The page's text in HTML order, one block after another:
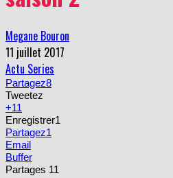
Megane Bouron
11 juillet 2017
Actu Series
Partagez8
Tweetez
+11
Enregistrer
Partagez1
Email
Buffer
Partages